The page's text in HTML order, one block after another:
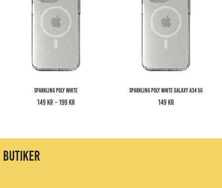
Sparkling Poly White
149 kr–199 krPrisintervall:
Sparkling Poly White Galaxy A34 5G
149 kr
butiker